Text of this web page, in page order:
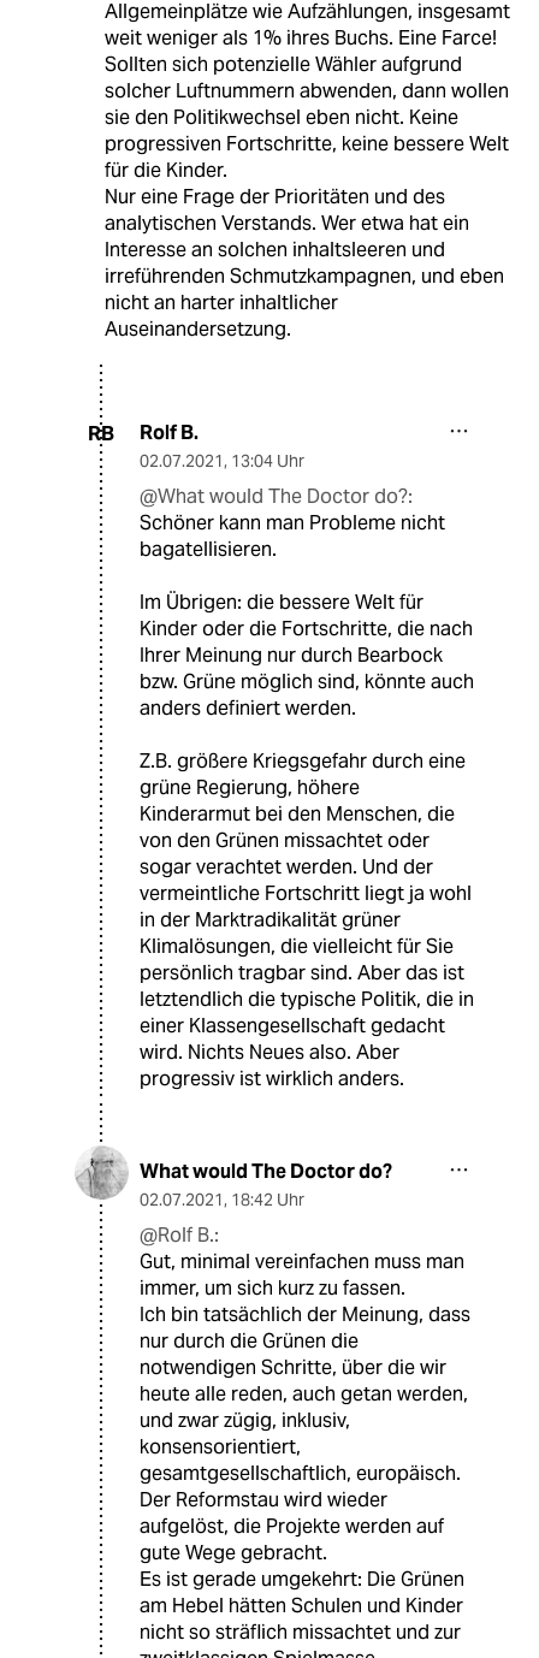
Allgemeinplätze wie Aufzählungen, insgesamt
weit weniger als 1% ihres Buchs. Eine Farce!
Sollten sich potenzielle Wähler aufgrund
solcher Luftnummern abwenden, dann wollen
sie den Politikwechsel eben nicht. Keine
progressiven Fortschritte, keine bessere Welt
für die Kinder.
Nur eine Frage der Prioritäten und des
analytischen Verstands. Wer etwa hat ein
Interesse an solchen inhaltsleeren und
irreführenden Schmutzkampagnen, und eben
nicht an harter inhaltlicher
Auseinandersetzung.
RB Rolf B.
02.07.2021, 13:04 Uhr
@What would The Doctor do?:
Schöner kann man Probleme nicht
bagatellisieren.
Im Übrigen: die bessere Welt für
Kinder oder die Fortschritte, die nach
Ihrer Meinung nur durch Bearbock
bzw. Grüne möglich sind, könnte auch
anders definiert werden.
Z.B. größere Kriegsgefahr durch eine
grüne Regierung, höhere
Kinderarmut bei den Menschen, die
von den Grünen missachtet oder
sogar verachtet werden. Und der
vermeintliche Fortschritt liegt ja wohl
in der Marktradikalität grüner
Klimalösungen, die vielleicht für Sie
persönlich tragbar sind. Aber das ist
letztendlich die typische Politik, die in
einer Klassengesellschaft gedacht
wird. Nichts Neues also. Aber
progressiv ist wirklich anders.
What would The Doctor do?
02.07.2021, 18:42 Uhr
@Rolf B.:
Gut, minimal vereinfachen muss man
immer, um sich kurz zu fassen.
Ich bin tatsächlich der Meinung, dass
nur durch die Grünen die
notwendigen Schritte, über die wir
heute alle reden, auch getan werden,
und zwar zügig, inklusiv,
konsensorientiert,
gesamtgesellschaftlich, europäisch.
Der Reformstau wird wieder
aufgelöst, die Projekte werden auf
gute Wege gebracht.
Es ist gerade umgekehrt: Die Grünen
am Hebel hätten Schulen und Kinder
nicht so sträflich missachtet und zur